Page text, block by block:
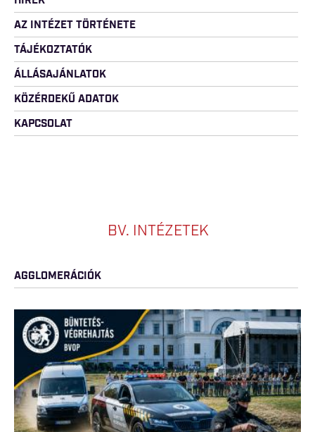
AZ INTÉZET TÖRTÉNETE
TÁJÉKOZTATÓK
ÁLLÁSAJÁNLATOK
KÖZÉRDEKŰ ADATOK
KAPCSOLAT
BV. INTÉZETEK
AGGLOMERÁCIÓK